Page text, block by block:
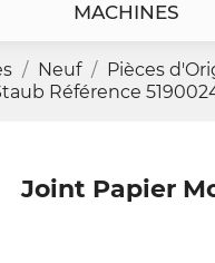
MACHINES
Neuf Pièces
Référence
Joint Papier